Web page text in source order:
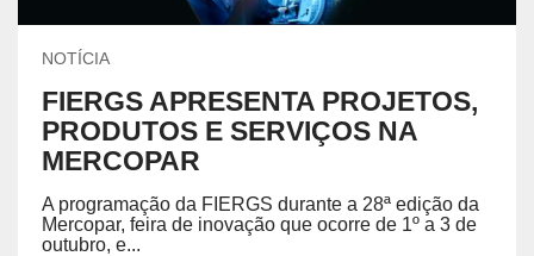
NOTÍCIA
FIERGS APRESENTA PROJETOS,
PRODUTOS E SERVIÇOS NA
MERCOPAR
A programação da FIERGS durante a 28ª edição da
Mercopar, feira de inovação que ocorre de 1º a 3 de
outubro, e...